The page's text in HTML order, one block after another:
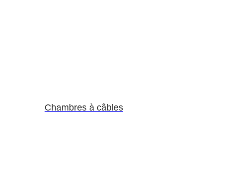
Chambres à câbles